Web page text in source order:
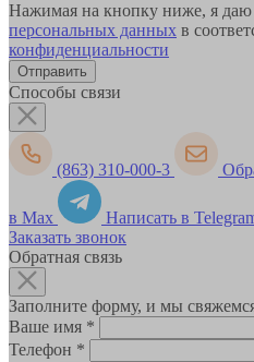
Нажимая на кнопку ниже, я даю
персональных данных в
конфиденциальности
Способы связи
(863) 310-000-3
в Max
Написать в
Заказать звонок
Обратная связь
Заполните форму, и мы
Ваше имя *
Телефон *